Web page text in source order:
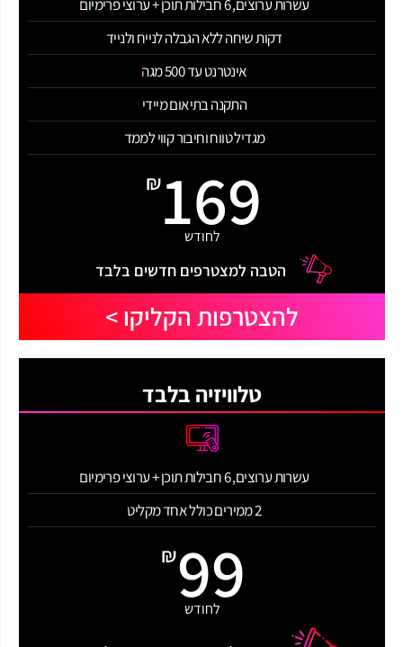
עשרות ערוצים, 6 חבילות תוכן + ערוצי פרימיום
דקות שיחה ללא הגבלה לנייח ולנייד
אינטרנט עד 500 מגה
התקנה בתיאום מיידי
מגדיל טווח וחיבור קווי לממד
₪169
לחודש
הטבה למצטרפים חדשים בלבד
להצטרפות הקליקו >
טלוויזיה בלבד
עשרות ערוצים, 6 חבילות תוכן + ערוצי פרימיום
2 ממירים כולל אחד מקליט
₪99
לחודש